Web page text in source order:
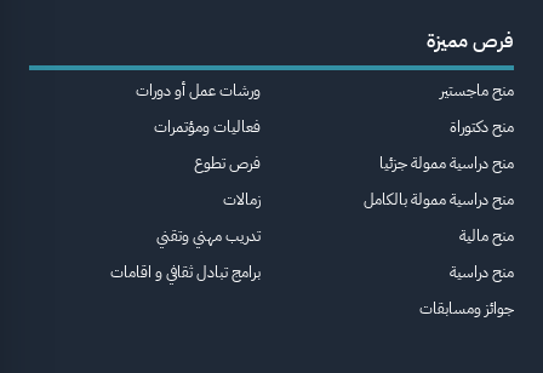
فرص مميزة
منح ماجستير
منح دكتوراة
منح دراسية ممولة جزئيا
منح دراسية ممولة بالكامل
منح مالية
منح دراسية
جوائز ومسابقات
ورشات عمل أو دورات
فعاليات ومؤتمرات
فرص تطوع
زمالات
تدريب مهني وتقني
برامج تبادل ثقافي و اقامات